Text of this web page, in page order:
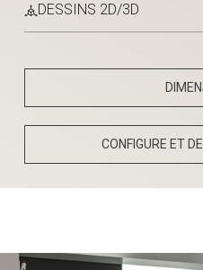
DESSINS 2D/3D
CONFIGURE ET